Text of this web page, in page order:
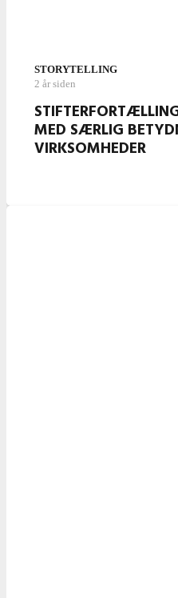
STORYTELLING
2 år siden
MED SÆRLIG
VIRKSOMHEDER